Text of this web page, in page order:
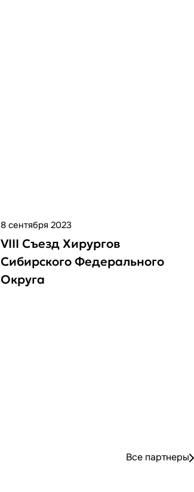
8 сентября 2023
VIII Съезд Хирургов
Сибирского Федерального
Округа
Все партнеры